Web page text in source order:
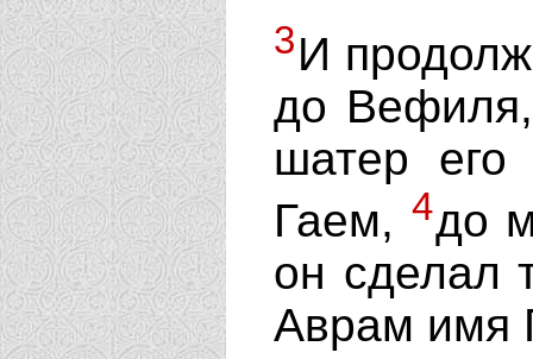
3И
до
шатер
Гаем, 4до
он сделал
Аврам имя